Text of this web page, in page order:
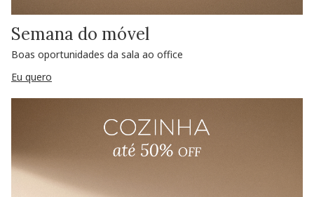
Semana do móvel
Boas oportunidades da sala ao office
Eu quero